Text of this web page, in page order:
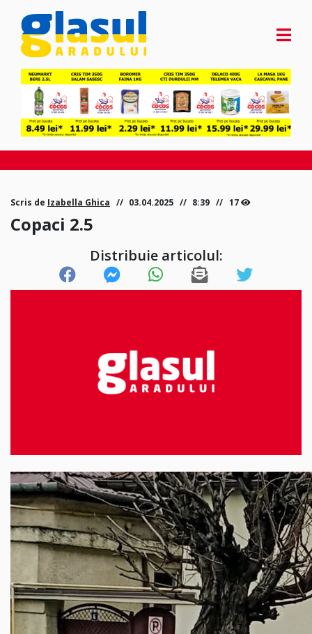
Scris de Izabella Ghica 03.04.2025 8:39 17
Copaci 2.5
Distribuie articolul: